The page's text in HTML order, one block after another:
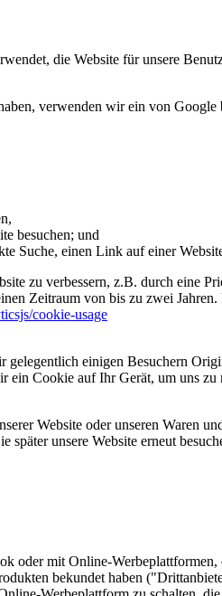
die Website für unsere
verwenden wir ein von
besuchen; und
Suche, einen Link auf einer
zu verbessern, z.B. durch eine
Zeitraum von bis zu zwei
cookie-usage
einigen Besuchern
Cookie auf Ihr Gerät, um uns
Website oder unseren Waren
unsere Website erneut
oder mit Online-
bekundet haben